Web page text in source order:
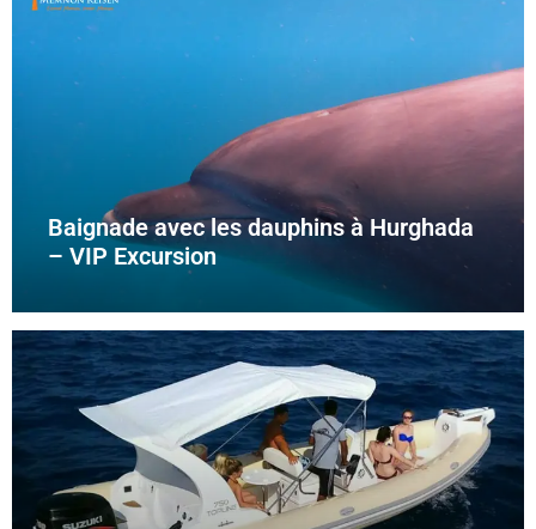
Baignade avec les dauphins à Hurghada
– VIP Excursion